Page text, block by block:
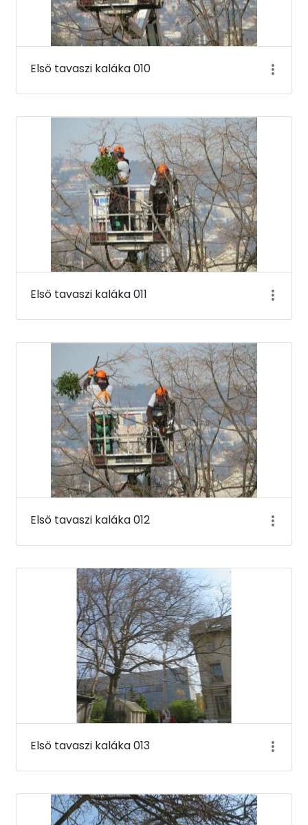
Első tavaszi kaláka 010
Első tavaszi kaláka 011
Első tavaszi kaláka 012
Első tavaszi kaláka 013